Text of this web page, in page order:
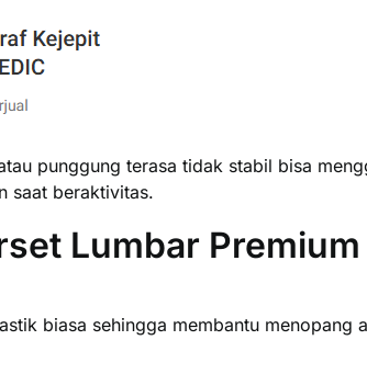
punggung terasa tidak stabil bisa
saat beraktivitas.
Lumbar Premium
biasa sehingga membantu menopang